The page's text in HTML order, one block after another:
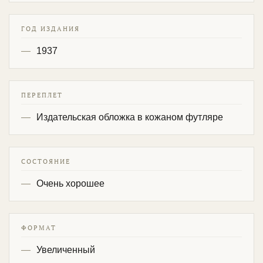
ГОД ИЗДАНИЯ
1937
ПЕРЕПЛЕТ
Издательская обложка в кожаном футляре
СОСТОЯНИЕ
Очень хорошее
ФОРМАТ
Увеличенный